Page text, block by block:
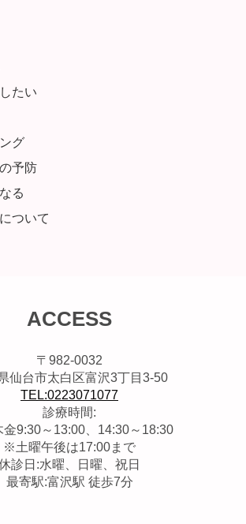
たい
グ
予防
る
ついて
ACCESS
〒982-0032
仙台市太白区富沢3丁目3-50
TEL:0223071077
診療時間:
金9:30～13:00、14:30～18:30
※土曜午後は17:00まで
診日:水曜、日曜、祝日
最寄駅:富沢駅 徒歩7分